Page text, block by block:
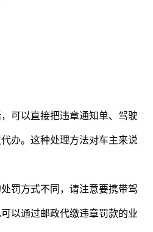
可以直接把违章通知单、驾驶
办。这种处理方法对车主来说
罚方式不同，请注意要携带驾
以通过邮政代缴违章罚款的业